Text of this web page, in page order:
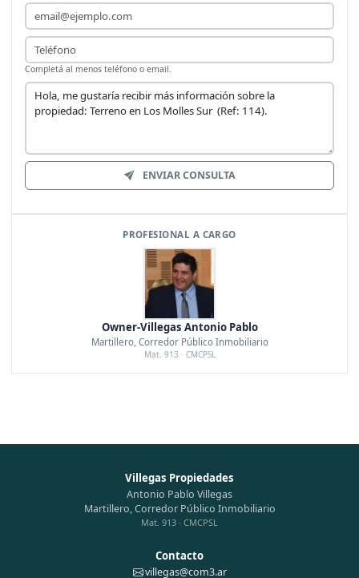
Email
Teléfono
Completá al menos teléfono o email.
Mensaje
ENVIAR CONSULTA
PROFESIONAL A CARGO
Owner-Villegas Antonio Pablo
Martillero, Corredor Público Inmobiliario
Mat. 913 · CMCPSL
Villegas Propiedades
Antonio Pablo Villegas
Martillero, Corredor Público Inmobiliario
Mat. 913 · CMCPSL
Contacto
villegas@com3.ar